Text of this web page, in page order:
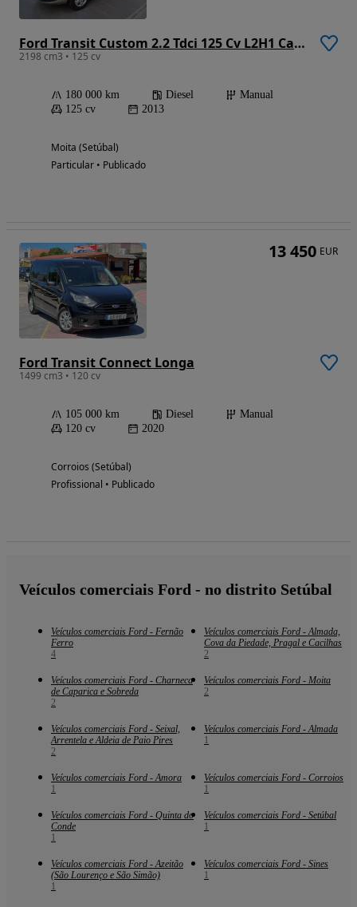
Ford Transit Custom 2.2 Tdci 125 Cv L2H1 Cabine Dupla 5 Lugares
2198 cm3 • 125 cv
180 000 km Diesel
Manual
125 cv
2013
Moita (Setúbal)
Particular • Publicado
Ford Transit Connect Longa
1499 cm3 • 120 cv
105 000 km Diesel
Manual
120 cv
2020
Corroios (Setúbal)
Profissional • Publicado
13 450 EUR
Veículos comerciais Ford - no distrito Setúbal
Veículos comerciais Ford - Fernão
Ferro
4
Veículos comerciais Ford - Almada,
Cova da Piedade, Pragal e Cacilhas
2
Veículos comerciais Ford - Charneca
de Caparica e Sobreda
2
Veículos comerciais Ford - Moita
2
Veículos comerciais Ford - Seixal,
Arrentela e Aldeia de Paio Pires
2
Veículos comerciais Ford - Almada
1
Veículos comerciais Ford - Amora
1
Veículos comerciais Ford - Corroios
1
Veículos comerciais Ford - Quinta do
Conde
1
Veículos comerciais Ford - Setúbal
1
Veículos comerciais Ford - Azeitão
(São Lourenço e São Simão)
1
Veículos comerciais Ford - Sines
1